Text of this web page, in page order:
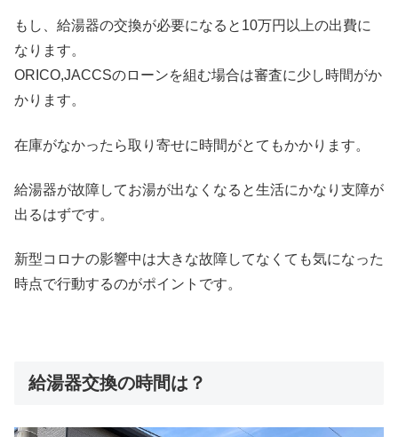
もし、給湯器の交換が必要になると10万円以上の出費に
なります。
ORICO,JACCSのローンを組む場合は審査に少し時間がか
かります。
在庫がなかったら取り寄せに時間がとてもかかります。
給湯器が故障してお湯が出なくなると生活にかなり支障が
出るはずです。
新型コロナの影響中は大きな故障してなくても気になった
時点で行動するのがポイントです。
給湯器交換の時間は？